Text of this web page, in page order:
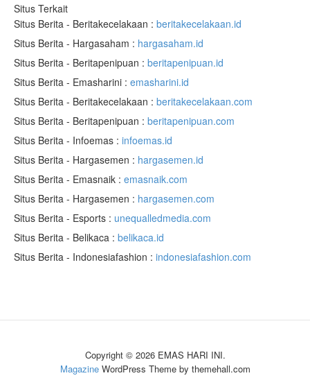
Situs Terkait
Situs Berita - Beritakecelakaan : beritakecelakaan.id
Situs Berita - Hargasaham : hargasaham.id
Situs Berita - Beritapenipuan : beritapenipuan.id
Situs Berita - Emasharini : emasharini.id
Situs Berita - Beritakecelakaan : beritakecelakaan.com
Situs Berita - Beritapenipuan : beritapenipuan.com
Situs Berita - Infoemas : infoemas.id
Situs Berita - Hargasemen : hargasemen.id
Situs Berita - Emasnaik : emasnaik.com
Situs Berita - Hargasemen : hargasemen.com
Situs Berita - Esports : unequalledmedia.com
Situs Berita - Belikaca : belikaca.id
Situs Berita - Indonesiafashion : indonesiafashion.com
Copyright © 2026 EMAS HARI INI.
MagazineWordPress Theme by themehall.com